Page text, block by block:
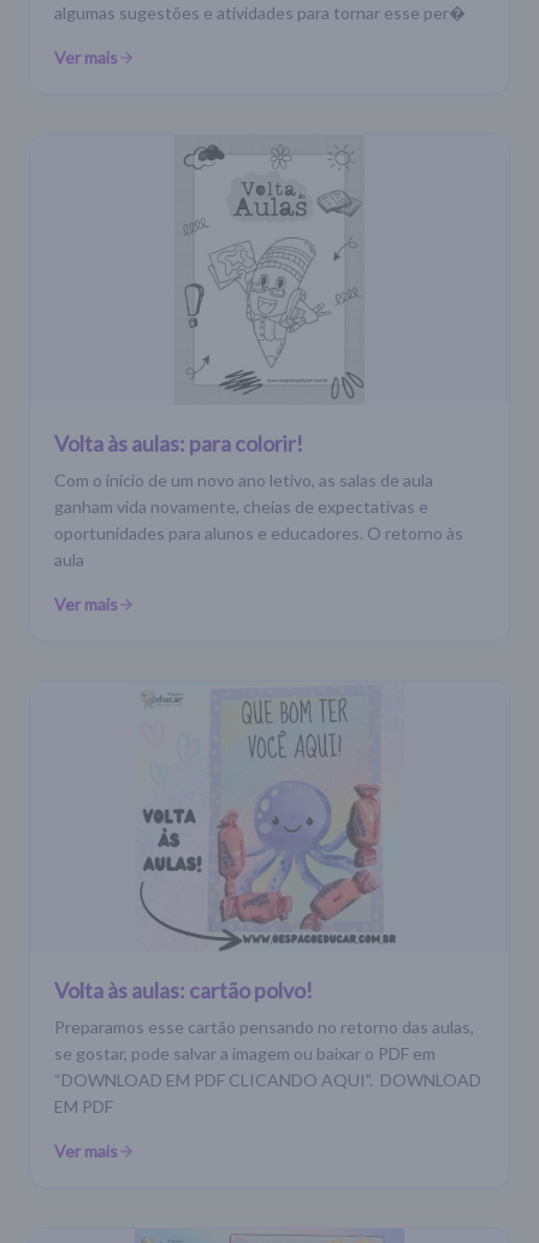
algumas sugestões e atividades para tornar esse per�
Ver mais
Volta às aulas: para colorir!
Com o início de um novo ano letivo, as salas de aula
ganham vida novamente, cheias de expectativas e
oportunidades para alunos e educadores. O retorno às
aula
Ver mais
Volta às aulas: cartão polvo!
Preparamos esse cartão pensando no retorno das aulas,
se gostar, pode salvar a imagem ou baixar o PDF em
“DOWNLOAD EM PDF CLICANDO AQUI”. DOWNLOAD
EM PDF
Ver mais